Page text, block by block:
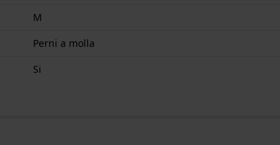
M
Perni a molla
Si